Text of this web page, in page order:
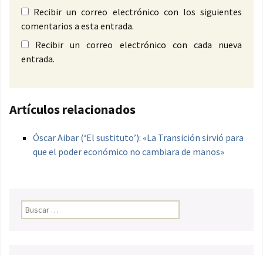
Recibir un correo electrónico con los siguientes
comentarios a esta entrada.
Recibir un correo electrónico con cada nueva
entrada.
Artículos relacionados
Óscar Aibar (‘El sustituto’): «La Transición sirvió para
que el poder económico no cambiara de manos»
Buscar: